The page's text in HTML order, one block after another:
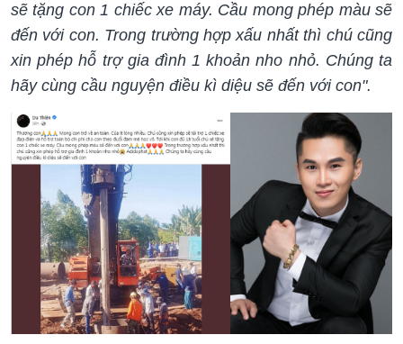
sẽ tặng con 1 chiếc xe máy. Cầu mong phép màu sẽ
đến với con. Trong trường hợp xấu nhất thì chú cũng
xin phép hỗ trợ gia đình 1 khoản nho nhỏ. Chúng ta
hãy cùng cầu nguyện điều kì diệu sẽ đến với con".